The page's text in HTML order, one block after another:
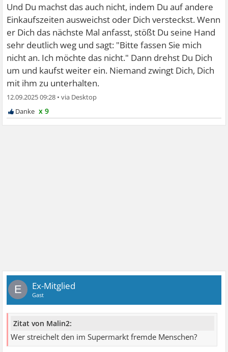
Und Du machst das auch nicht, indem Du auf andere
Einkaufszeiten ausweichst oder Dich versteckst. Wenn
er Dich das nächste Mal anfasst, stößt Du seine Hand
sehr deutlich weg und sagt: "Bitte fassen Sie mich
nicht an. Ich möchte das nicht." Dann drehst Du Dich
um und kaufst weiter ein. Niemand zwingt Dich, Dich
mit ihm zu unterhalten.
12.09.2025 09:28 •
x 9
E Ex-Mitglied
Gast
Zitat von Malin2:
Wer streichelt den im Supermarkt fremde Menschen?